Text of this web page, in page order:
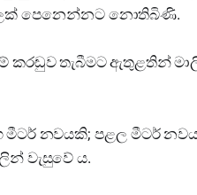
පෙනෙන්නට නොතිබිණි.
තැබීමට ඇතුළතින්
මීටර් නවයකි; පළල මීටර්
වැසුවේ ය.